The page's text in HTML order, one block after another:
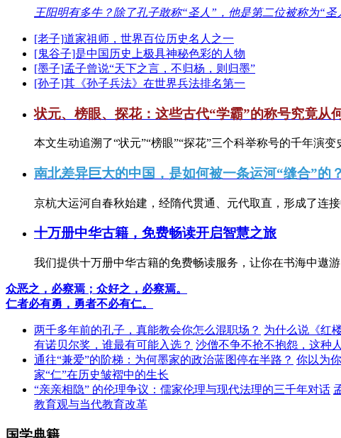
王阳明有多牛？除了孔子敢称“圣人”，他是第二位被称为“圣
[老子]道家祖师，世界百位历史名人之一
[鬼谷子]是中国历史上极具神秘色彩的人物
[墨子]孟子曾说“天下之言，不归杨，则归墨”
[孙子]其《孙子兵法》在世界兵法排名第一
状元、榜眼、探花：这些古代“学霸”的称号究竟从
本文生动追溯了“状元”“榜眼”“探花”三个科举称号的千年演变
南北差异巨大的中国，是如何被一条运河“缝合”的？
京杭大运河自春秋始建，经隋代贯通、元代取直，形成了连
十万册中华古籍，免费畅读开启智慧之旅
我们提供十万册中华古籍的免费畅读服务，让你在书海中遨
众恶之，必察焉；众好之，必察焉。
仁者必有勇，勇者不必有仁。
两千多年前的孔子，真能教会你怎么混职场？ 为什么说《红
有诺贝尔奖，谁最有可能入选？ 沙僧不争不抢不抱怨，这种
通往“兼爱”的阶梯：为何墨家的政治蓝图停在半路？ 你以为
家“仁”在历史皱褶中的生长
“亲亲相隐” 的伦理争议：儒家伦理与现代法理的三千年对话
教育观与当代教育改革
国学典籍